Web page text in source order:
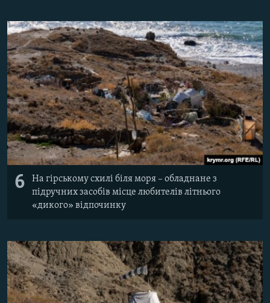
6
На гірському схилі біля моря – обладнане з
підручних засобів місце любителів літнього
«дикого» відпочинку